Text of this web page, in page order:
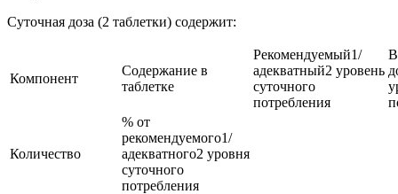
Суточная доза (2 таблетки) содержит:
Компонент
Содержание в
таблетке
Рекомендуемый1/
адекватный2 уровень
суточного
потребления
Количество
% от
рекомендуемого1/
адекватного2 уровня
суточного
потребления